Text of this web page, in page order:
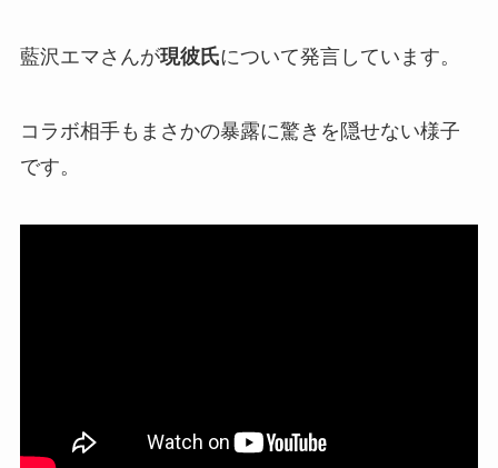
藍沢エマさんが現彼氏について発言しています。
コラボ相手も まさかの暴露に驚きを隠せない様子
です。